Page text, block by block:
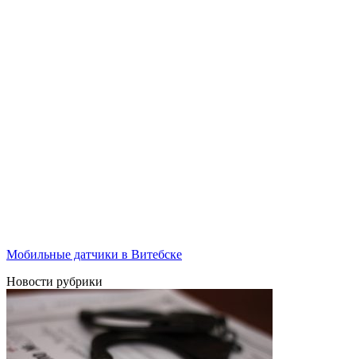
Мобильные датчики в Витебске
Новости рубрики